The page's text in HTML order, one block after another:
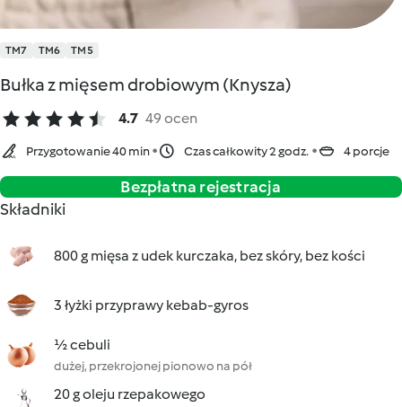
TM7 TM6 TM5
Bułka z mięsem drobiowym (Knysza)
4.7 49 ocen
Przygotowanie 40 min Czas całkowity 2 godz. 4 porcje
Bezpłatna rejestracja
Składniki
800 g mięsa z udek kurczaka, bez skóry, bez kości
3 łyżki przyprawy kebab-gyros
½ cebuli
dużej, przekrojonej pionowo na pół
20 g oleju rzepakowego